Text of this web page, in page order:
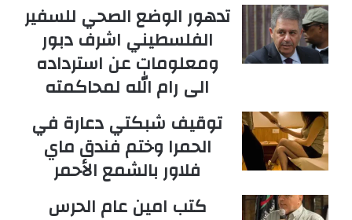
تدهور الوضع الصحي للسفير
الفلسطيني اشرف دبور
ومعلومات عن استرداده
الى رام الله لمحاكمته
توقيف شبكتي دعارة في
الحمرا وختم فندق ماي
فلاور بالشمع الأحمر
كتب امين عام الحرس